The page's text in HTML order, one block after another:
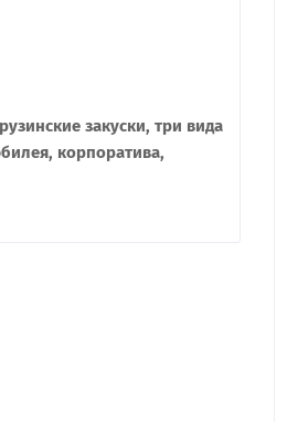
закуски, три вида
корпоратива,